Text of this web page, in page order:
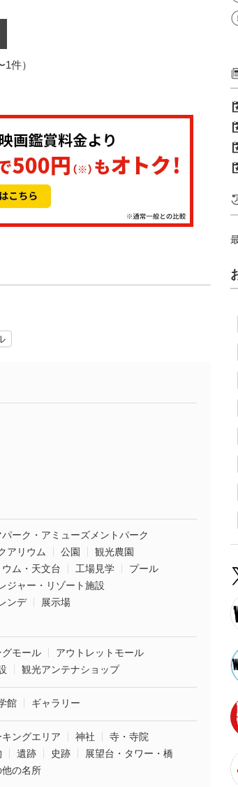
件）
パーク・アミューズメントパーク
アリウム 公園
観光農園
ム・天文台 工場見学
プール
ジャー・リゾート施設
ンデ
展示場
モール
アウトレットモール
観光アンテナショップ
館 ギャラリー
ングエリア 神社
寺・寺院
遺跡 史跡
展望台・タワー・橋
他の名所